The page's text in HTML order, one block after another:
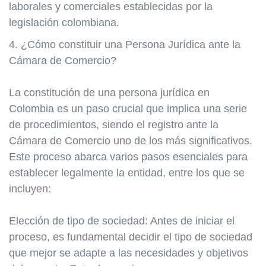
laborales y comerciales establecidas por la
legislación colombiana.
4. ¿Cómo constituir una Persona Jurídica ante la
Cámara de Comercio?
La constitución de una persona jurídica en
Colombia es un paso crucial que implica una serie
de procedimientos, siendo el registro ante la
Cámara de Comercio uno de los más significativos.
Este proceso abarca varios pasos esenciales para
establecer legalmente la entidad, entre los que se
incluyen:
Elección de tipo de sociedad: Antes de iniciar el
proceso, es fundamental decidir el tipo de sociedad
que mejor se adapte a las necesidades y objetivos